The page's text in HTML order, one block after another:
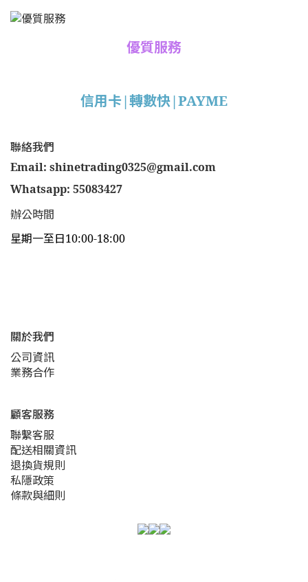
優質服務
信用卡|轉數快|PAYME
聯絡我們
Email: shinetrading0325@gmail.com
Whatsapp: 55083427
辦公時間
星期一至日10:00-18:00
關於我們
公司資訊
業務合作
顧客服務
聯繫客服
配送相關資訊
退換貨規則
私隱政策
條款與細則